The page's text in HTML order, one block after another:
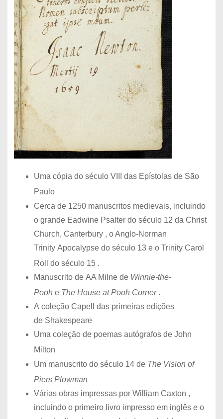
Uma cópia do século VIII das Epístolas de São
Paulo
Cerca de 1250 manuscritos medievais, incluindo
o grande Eadwine Psalter do século 12 da Christ
Church, Canterbury , o Anglo-Norman
Trinity Apocalypse do século 13 e o Trinity Carol
Roll do século 15 .
Manuscrito de AA Milne de Winnie-the-
Pooh e The House at Pooh Corner.
A coleção Capell das primeiras edições
de Shakespeare
Uma coleção de poemas autógrafos de John
Milton
Um manuscrito do século 14 de The Vision of
Piers Plowman
Várias obras impressas por William Caxton ,
incluindo o primeiro livro impresso em inglês e o